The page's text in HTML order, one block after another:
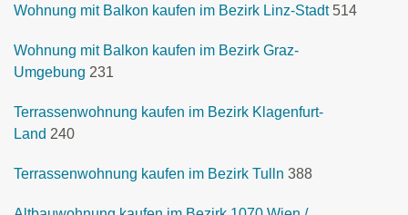
Wohnung mit Balkon kaufen im Bezirk Linz-Stadt 514
Wohnung mit Balkon kaufen im Bezirk Graz-
Umgebung 231
Terrassenwohnung kaufen im Bezirk Klagenfurt-
Land 240
Terrassenwohnung kaufen im Bezirk Tulln 388